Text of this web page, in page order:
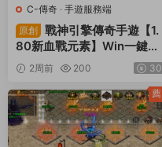
C-傳奇 · 手遊服務端
原創
戰神引擎傳奇手遊【1.
80新血戰元素】Win一鍵服
務端+安卓+GM授權物品後
台+視頻架設教程
2周前 200 30
薦